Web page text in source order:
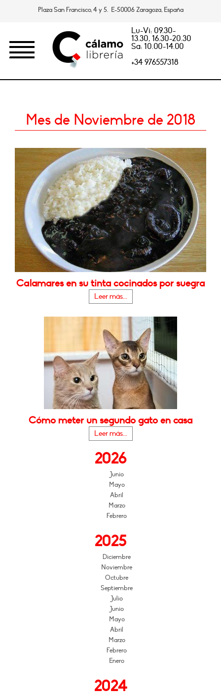
Plaza San Francisco, 4 y 5. E-50006 Zaragoza, España
Lu-Vi: 09.30-
13.30, 16.30-20.30
Sa: 10.00-14.00
+34 976557318
Mes de Noviembre de 2018
Calamares en su tinta cocinados por suegra
Leer más...
Cómo meter un segundo gato en casa
Leer más...
2026
Junio
Mayo
Abril
Marzo
Febrero
2025
Diciembre
Noviembre
Octubre
Septiembre
Julio
Junio
Mayo
Abril
Marzo
Febrero
Enero
2024